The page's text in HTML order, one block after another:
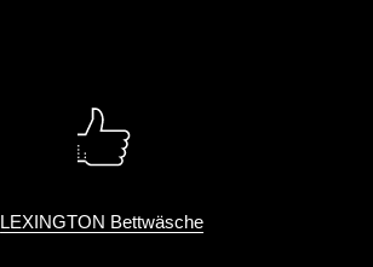
LEXINGTON Bettwäsche